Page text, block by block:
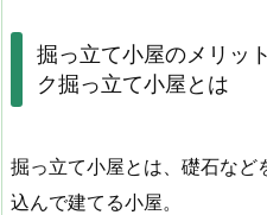
掘っ立て小屋のメリッ
ク掘っ立て小屋とは
掘っ立て小屋とは、礎石など
込んで建てる小屋。